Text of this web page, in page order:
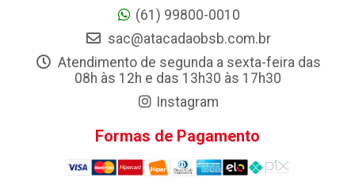
(61) 99800-0010
sac@atacadaobsb.com.br
Atendimento de segunda a sexta-feira das
08h às 12h e das 13h30 às 17h30
Instagram
Formas de Pagamento